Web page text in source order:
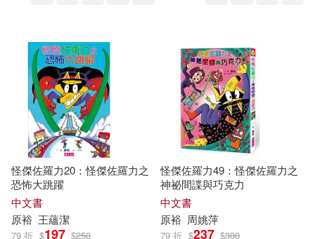
怪傑佐羅力20：怪傑佐羅力之
恐怖大跳躍
中文書
原裕 王蘊潔
79 折 $197 $250
怪傑佐羅力49：怪傑佐羅力之
神祕間諜與巧克力
中文書
原裕 周姚萍
79 折 $237 $300